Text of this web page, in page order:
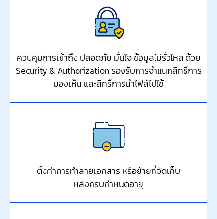
ควบคุมการเข้าถึง ปลอดภัย มั่นใจ ข้อมูลไม่รั่วไหล ด้วย
Security & Authorization รองรับการจำแนกสิทธิ์การ
มองเห็น และสิทธิ์การนำไฟล์ไปใช้
ตั้งค่าการทำลายเอกสาร หรือย้ายที่จัดเก็บ
หลังครบกำหนดอายุ